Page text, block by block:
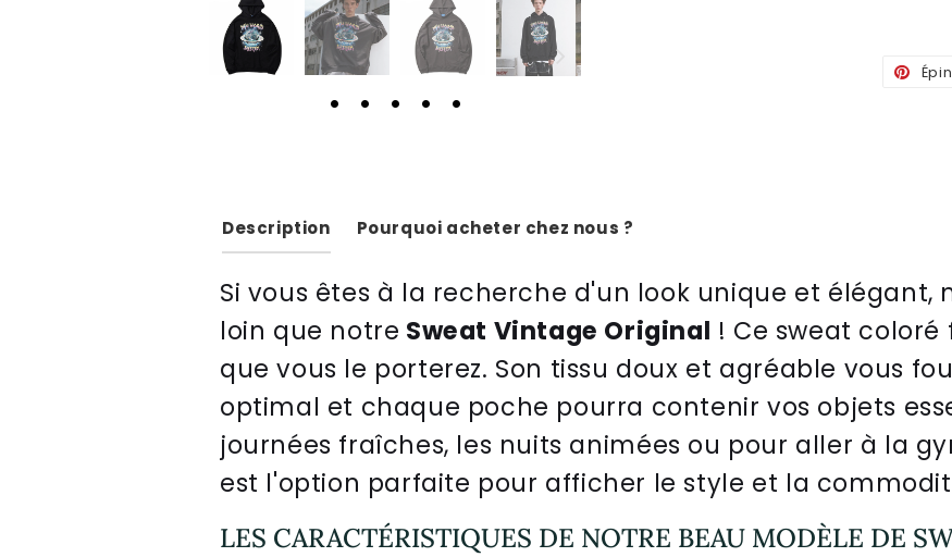
Description Pourquoi acheter chez nous ?
Si vous êtes à la recherche d'un look unique et élégant,
loin que notre Sweat Vintage Original ! Ce sweat coloré
que vous le porterez. Son tissu doux et agréable vous
optimal et chaque poche pourra contenir vos objets ess
journées fraîches, les nuits animées ou pour aller à la
est l'option parfaite pour afficher le style et la commod
LES CARACTÉRISTIQUES DE NOTRE BEAU MODÈLE DE